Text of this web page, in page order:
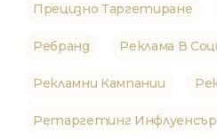
Прецизно Таргетиране
Ребранд Реклама В
Рекламни Кампании
Ретаргетинг